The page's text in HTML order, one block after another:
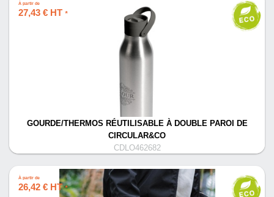
À partir de
27,43 € HT *
GOURDE/THERMOS RÉUTILISABLE À DOUBLE PAROI DE
CIRCULAR&CO
CDLO462682
À partir de
26,42 € HT*